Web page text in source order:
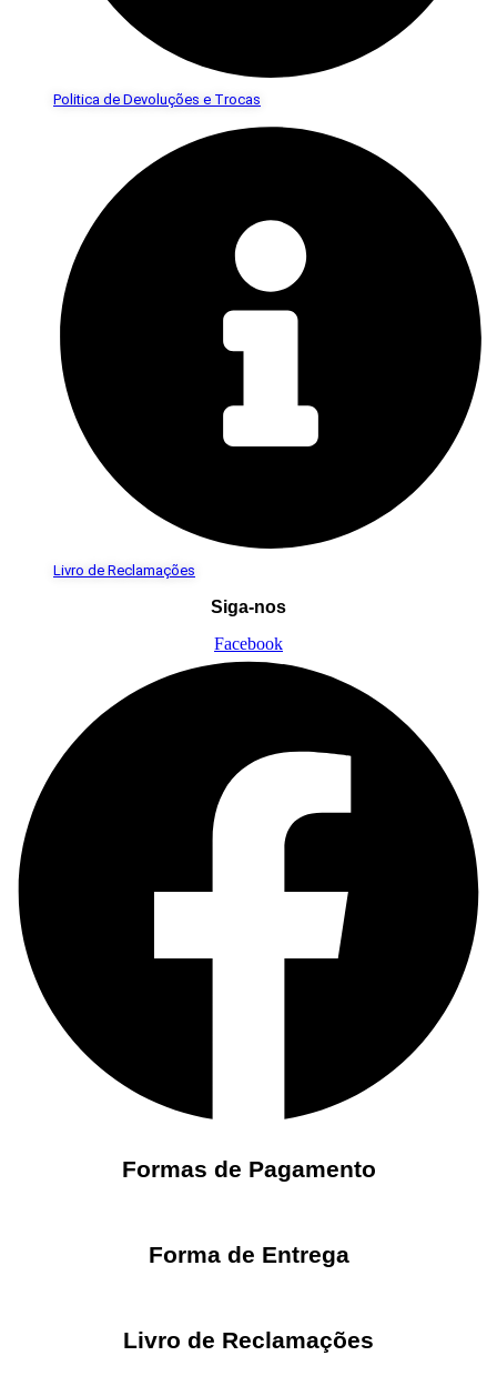
Politica de Devoluções e Trocas
Livro de Reclamações
Siga-nos
Facebook
Formas de Pagamento
Forma de Entrega
Livro de Reclamações